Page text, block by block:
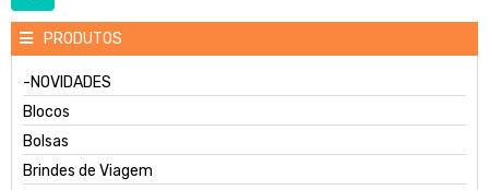
PRODUTOS
-NOVIDADES
Blocos
Bolsas
Brindes de Viagem